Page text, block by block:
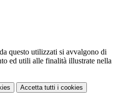
questo utilizzati si avvalgono di
ed utili alle finalità illustrate nella
Accetta tutti i cookies